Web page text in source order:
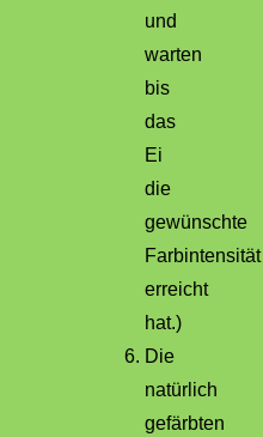
und
warten
bis
das
Ei
die
gewünschte
Farbintensität
erreicht
hat.)
Die
natürlich
gefärbten